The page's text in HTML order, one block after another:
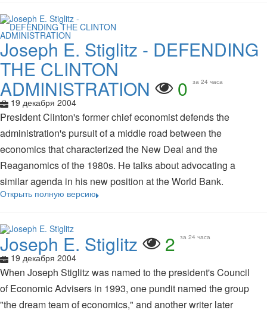
Joseph E. Stiglitz - DEFENDING
THE CLINTON
ADMINISTRATION 0 за 24 часа
19 декабря 2004
President Clinton's former chief economist defends the
administration's pursuit of a middle road between the
economics that characterized the New Deal and the
Reaganomics of the 1980s. He talks about advocating a
similar agenda in his new position at the World Bank.
Открыть полную версию
Joseph E. Stiglitz 2 за 24 часа
19 декабря 2004
When Joseph Stiglitz was named to the president's Council
of Economic Advisers in 1993, one pundit named the group
"the dream team of economics," and another writer later